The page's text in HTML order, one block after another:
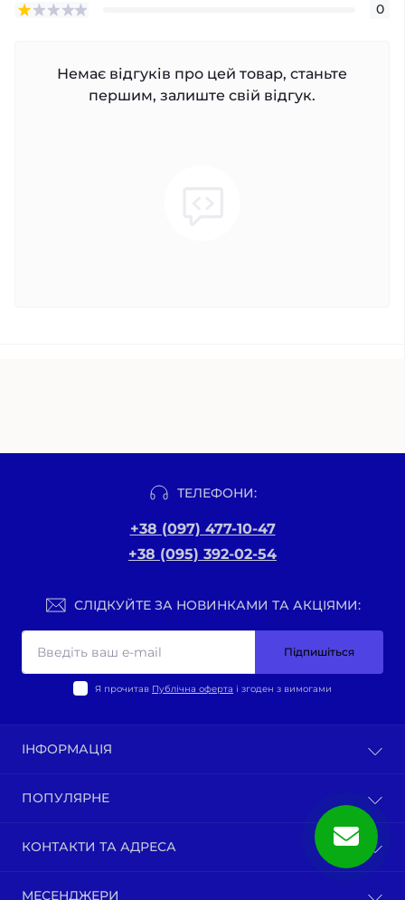
0
Немає відгуків про цей товар, станьте
першим, залиште свій відгук.
ТЕЛЕФОНИ:
+38 (097) 477-10-47
+38 (095) 392-02-54
СЛІДКУЙТЕ ЗА НОВИНКАМИ ТА АКЦІЯМИ:
Підпишіться
Я прочитав Публічна оферта і згоден з вимогами
ІНФОРМАЦІЯ
Політика конфіденційності
Про нас
Карта сайту
ПОПУЛЯРНЕ
Запчастини по моделям мотоциклів
КОНТАКТИ ТА АДРЕСА
МЕСЕНДЖЕРИ